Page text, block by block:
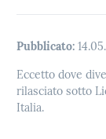
Pubblicato:
Eccetto dove
rilasciato sotto
Italia.